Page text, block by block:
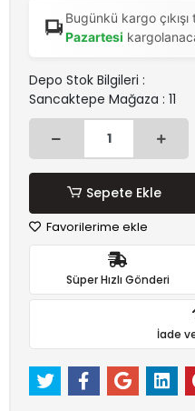
Bugünkü kargo
Pazartesi
Depo Stok Bilgileri :
Sancaktepe Mağaza : 11
Sepete Ekle
Favorilerime ekle
Süper Hızlı Gönderi
İade